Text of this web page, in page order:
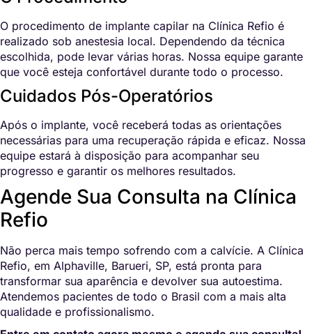
O procedimento de implante capilar na Clínica Refio é
realizado sob anestesia local. Dependendo da técnica
escolhida, pode levar várias horas. Nossa equipe garante
que você esteja confortável durante todo o processo.
Cuidados Pós-Operatórios
Após o implante, você receberá todas as orientações
necessárias para uma recuperação rápida e eficaz. Nossa
equipe estará à disposição para acompanhar seu
progresso e garantir os melhores resultados.
Agende Sua Consulta na Clínica
Refio
Não perca mais tempo sofrendo com a calvície. A Clínica
Refio, em Alphaville, Barueri, SP, está pronta para
transformar sua aparência e devolver sua autoestima.
Atendemos pacientes de todo o Brasil com a mais alta
qualidade e profissionalismo.